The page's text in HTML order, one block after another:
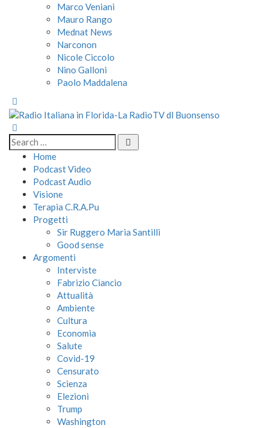
Marco Veniani
Mauro Rango
Mednat News
Narconon
Nicole Ciccolo
Nino Galloni
Paolo Maddalena
Home
Podcast Video
Podcast Audio
Visione
Terapia C.R.A.Pu
Progetti
Sir Ruggero Maria Santilli
Good sense
Argomenti
Interviste
Fabrizio Ciancio
Attualità
Ambiente
Cultura
Economia
Salute
Covid-19
Censurato
Scienza
Elezioni
Trump
Washington